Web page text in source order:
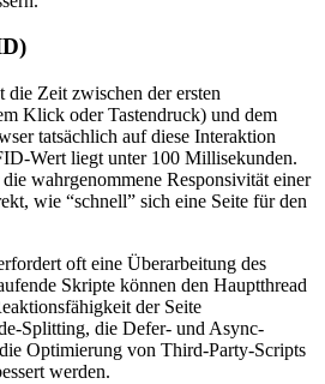
die Zeit zwischen der ersten
Klick oder Tastendruck) und dem
tatsächlich auf diese Interaktion
Wert liegt unter 100 Millisekunden.
wahrgenommene Responsivität einer
wie “schnell” sich eine Seite für den
oft eine Überarbeitung des
Skripte können den Hauptthread
der Seite
Splitting, die Defer- und Async-
Optimierung von Third-Party-Scripts
werden.